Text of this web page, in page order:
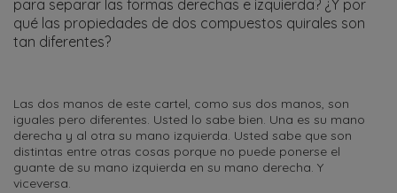
para separar las formas derechas e izquierda? ¿Y por
qué las propiedades de dos compuestos quirales son
tan diferentes?
Las dos manos de este cartel, como sus dos manos, son
iguales pero diferentes. Usted lo sabe bien. Una es su mano
derecha y al otra su mano izquierda. Usted sabe que son
distintas entre otras cosas porque no puede ponerse el
guante de su mano izquierda en su mano derecha. Y
viceversa.